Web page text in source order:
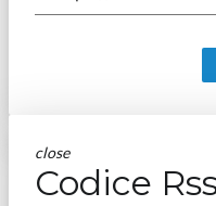
close
Codice